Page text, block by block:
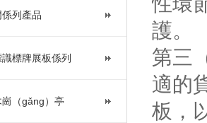
列產品
識標牌展板係列
崗（gǎng）亭
護。
第三
適的
板，